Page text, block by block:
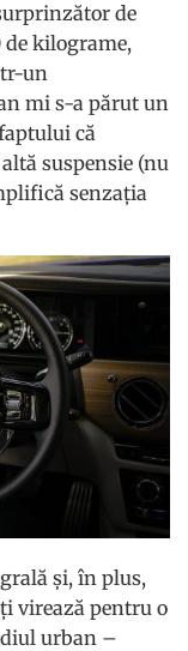
de
de kilograme,
un
mi s-a părut un
că
suspensie (nu
senzația
și, în plus,
virează pentru o
urban –